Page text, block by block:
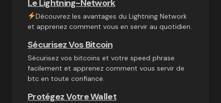
Le Lightning-Network
Découvrez les avantages du Lightning Network
et apprenez comment vous en servir au quotidien.
Sécurisez Vos Bitcoin
Sécurisez vos bitcoins et votre speed phrase
facilement et apprenez comment vous servir de
btc en toute confiance.
Protégez Votre Wallet